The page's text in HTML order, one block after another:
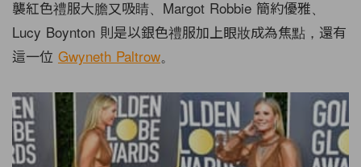
襲紅色禮服大膽又吸睛、Margot Robbie 簡約優雅、
Lucy Boynton 則是以銀色禮服加上眼妝成為焦點，還有
這一位 Gwyneth Paltrow。